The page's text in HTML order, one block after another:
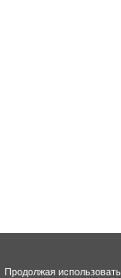
Продолжая